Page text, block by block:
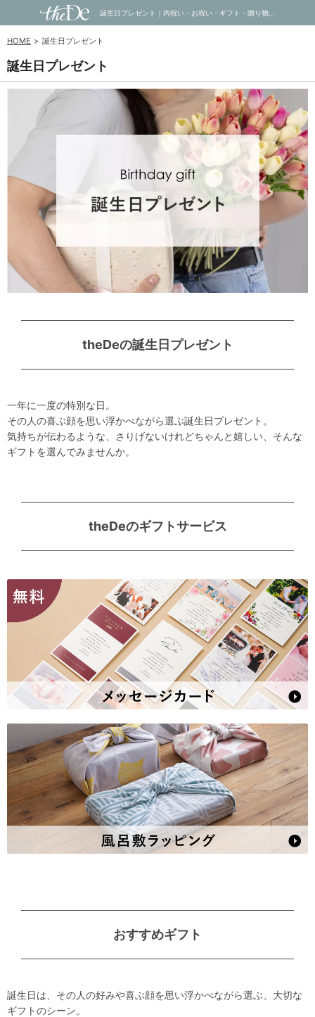
誕生日プレゼント｜内祝い・お祝い・ギフト・贈り物の通販サイトtheDe(ザディー)
HOME 誕生日プレゼント
誕生日プレゼント
theDeの誕生日プレゼント
一年に一度の特別な日。
その人の喜ぶ顔を思い浮かべながら選ぶ誕生日プレゼント。
気持ちが伝わるような、さりげないけれどちゃんと嬉しい、そんな
ギフトを選んでみませんか。
theDeのギフトサービス
おすすめギフト
誕生日は、その人の好みや喜ぶ顔を思い浮かべながら選ぶ、大切な
ギフトのシーン。